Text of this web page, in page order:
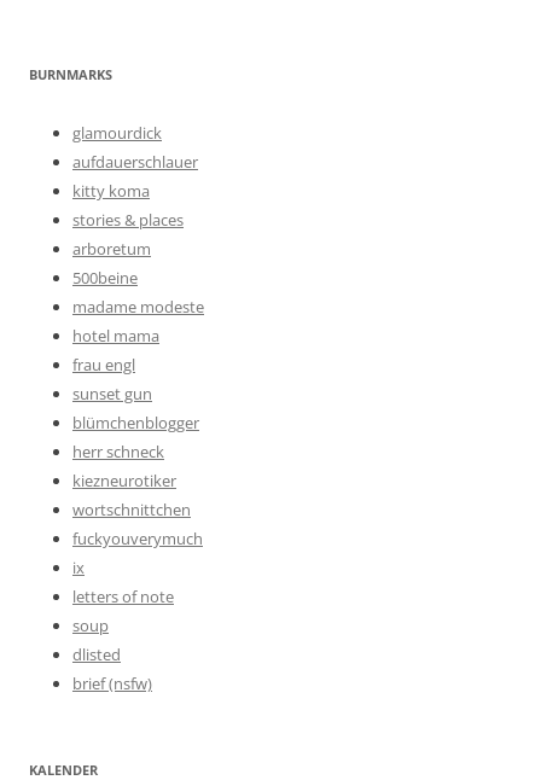
BURNMARKS
glamourdick
aufdauerschlauer
kitty koma
stories & places
arboretum
500beine
madame modeste
hotel mama
frau engl
sunset gun
blümchenblogger
herr schneck
kiezneurotiker
wortschnittchen
fuckyouverymuch
ix
letters of note
soup
dlisted
brief (nsfw)
KALENDER